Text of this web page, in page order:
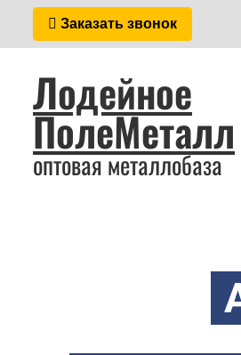
Заказать звонок
Лодейное
ПолеМеталл
оптовая металлобаза